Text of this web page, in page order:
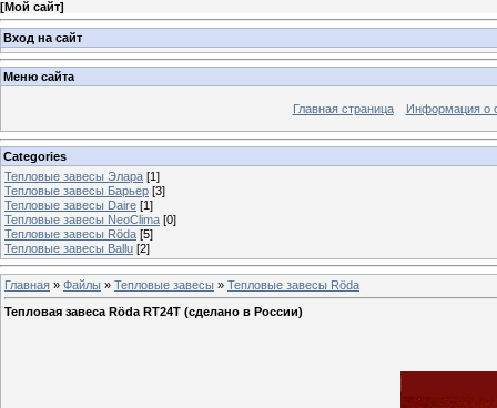
[Мой сайт]
Вход на сайт
Меню сайта
Главная страница Информация о
Categories
Тепловые завесы Элара [1]
Тепловые завесы Барьер [3]
Тепловые завесы Daire [1]
Тепловые завесы NeoClima [0]
Тепловые завесы Röda [5]
Тепловые завесы Ballu [2]
Главная » Файлы » Тепловые завесы » Тепловые завесы Röda
Тепловая завеса Röda RT24T (сделано в России)